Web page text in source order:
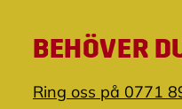
BEHÖVER
Ring oss på 0771